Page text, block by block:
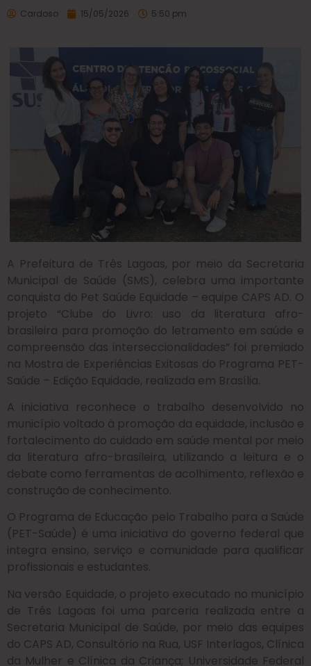
Cardoso 15/05/2026 5:50 pm
A Prefeitura de Três Lagoas, por meio da Secretaria
Municipal de Saúde (SMS), celebra uma importante
conquista do Pet Saúde Equidade – equipe CAPS AD. O
projeto “Clube do Livro: uso da literatura afro-
brasileira para promoção do letramento em saúde e
compreensão das interseccionalidades” foi premiado
na Mostra de Experiências Exitosas do Programa PET-
Saúde – Edição Equidade, realizada em Brasília.
A iniciativa reconhece o trabalho desenvolvido no
município voltado à promoção da equidade, inclusão e
fortalecimento do cuidado em saúde mental por meio
da literatura afro-brasileira, utilizando a leitura e o
debate como ferramentas de acolhimento, reflexão e
construção de conhecimento.
O Programa de Educação pelo Trabalho para a Saúde
(PET-Saúde) é uma iniciativa do governo federal que
integra ensino, serviço e comunidade para qualificar
profissionais e estudantes.
Na versão Equidade, o projeto executado no município
de Três Lagoas foi uma parceria realizada entre a
Secretaria Municipal de Saúde, por meio das equipes
do CAPS AD, Consultório na Rua, USF Interlagos, Clínica
da Mulher e Clínica da Criança; Universidade Federal